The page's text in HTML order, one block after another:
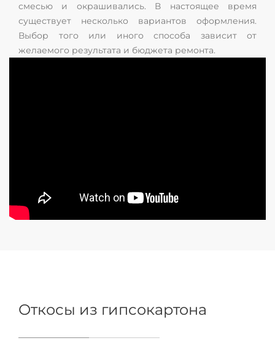
смесью и окрашивались. В настоящее время
существует несколько вариантов оформления.
Выбор того или иного способа зависит от
желаемого результата и бюджета ремонта.
Откосы из гипсокартона